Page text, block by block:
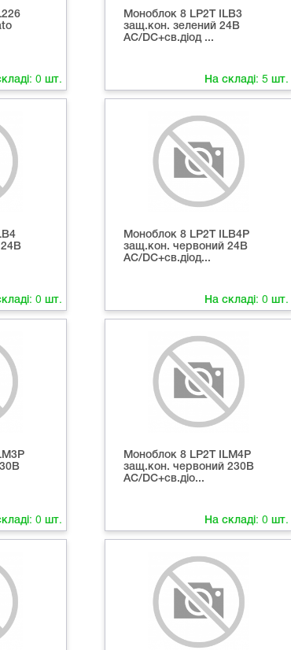
0 шт.
Моноблок 8 LP2T ILB3
защ.кон. зелений 24В
AC/DC+св.діод ...
На складі:5 шт.
0 шт.
Моноблок 8 LP2T ILB4Р
защ.кон. червоний 24В
AC/DC+св.діод...
На складі:0 шт.
0 шт.
Моноблок 8 LP2T ILM4Р
защ.кон. червоний 230В
AC/DC+св.діо...
На складі:0 шт.